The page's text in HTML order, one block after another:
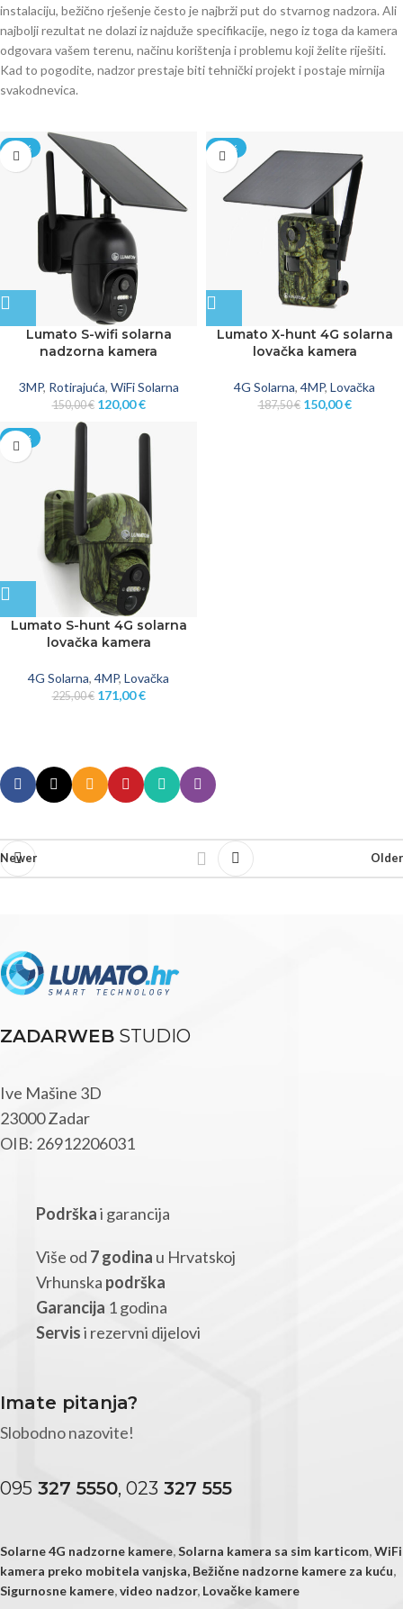
instalaciju, bežično rješenje često je najbrži put do stvarnog nadzora. Ali
najbolji rezultat ne dolazi iz najduže specifikacije, nego iz toga da kamera
odgovara vašem terenu, načinu korištenja i problemu koji želite riješiti.
Kad to pogodite, nadzor prestaje biti tehnički projekt i postaje mirnija
svakodnevica.
-20%
Lumato S-wifi solarna
nadzorna kamera
3MP, Rotirajuća, WiFi Solarna
150,00€ 120,00€
-20%
Lumato X-hunt 4G solarna
lovačka kamera
4G Solarna, 4MP, Lovačka
187,50€ 150,00€
-24%
Lumato S-hunt 4G solarna
lovačka kamera
4G Solarna, 4MP, Lovačka
225,00€ 171,00€
Newer Older
ZADARWEB STUDIO
Ive Mašine 3D
23000 Zadar
OIB: 26912206031
Podrškai garancija
Više od 7 godina u Hrvatskoj
Vrhunska podrška
Garancija 1 godina
Servisi rezervni dijelovi
Imate pitanja?
Slobodno nazovite!
095 327 5550, 023 327 555
Solarne 4G nadzorne kamere,Solarna kamera sa sim karticom,WiFi
kamera preko mobitela vanjska, Bežične nadzorne kamere za kuću,
Sigurnosne kamere,video nadzor, Lovačke kamere